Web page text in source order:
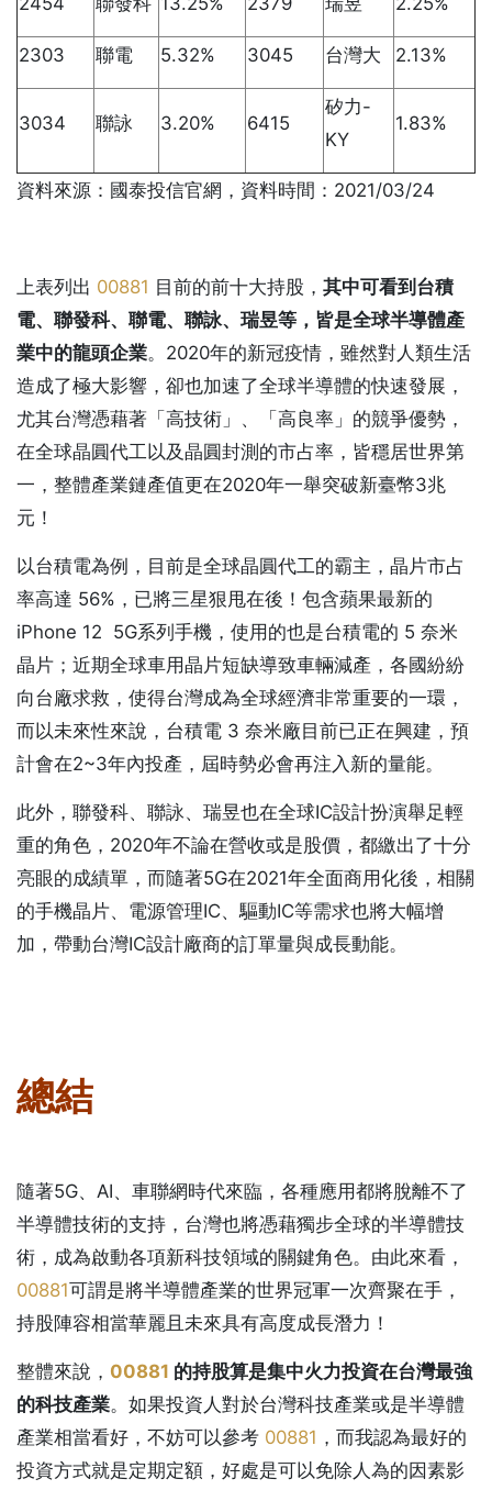
2303 聯電 5.32% 3045 台灣大 2.13%
3034 聯詠 3.20% 6415
矽力-
KY
1.83%
資料來源：國泰投信官網，資料時間：2021/03/24
上表列出 00881 目前的前十大持股， 其中可看到台積
電、聯發科、聯電、聯詠、瑞昱等，皆是全球半導體產
業中的龍頭企業。2020年的新冠疫情，雖然對人類生活
造成了極大影響，卻也加速了全球半導體的快速發展，
尤其台灣憑藉著「高技術」、「高良率」的競爭優勢，
在全球晶圓代工以及晶圓封測的市占率，皆穩居世界第
一，整體產業鏈產值更在2020年一舉突破新臺幣3兆
元！
以台積電為例，目前是全球晶圓代工的霸主，晶片市占
率高達 56%，已將三星狠甩在後！包含蘋果最新的
iPhone 12 5G系列手機，使用的也是台積電的 5 奈米
晶片；近期全球車用晶片短缺導致車輛減產，各國紛紛
向台廠求救，使得台灣成為全球經濟非常重要的一環，
而以未來性來說，台積電 3 奈米廠目前已正在興建，預
計會在2~3年內投產，屆時勢必會再注入新的量能。
此外，聯發科、聯詠、瑞昱也在全球IC設計扮演舉足輕
重的角色，2020年不論在營收或是股價，都繳出了十分
亮眼的成績單，而隨著5G在2021年全面商用化後，相關
的手機晶片、電源管理IC、驅動IC等需求也將大幅增
加，帶動台灣IC設計廠商的訂單量與成長動能。
總結
隨著5G、AI、車聯網時代來臨，各種應用都將脫離不了
半導體技術的支持，台灣也將憑藉獨步全球的半導體技
術，成為啟動各項新科技領域的關鍵角色。由此來看，
00881可謂是將半導體產業的世界冠軍一次齊聚在手，
持股陣容相當華麗且未來具有高度成長潛力！
整體來說， 00881 的持股算是集中火力投資在台灣最強
的科技產業。如果投資人對於台灣科技產業或是半導體
產業相當看好，不妨可以參考 00881 ，而我認為最好的
投資方式就是定期定額，好處是可以免除人為的因素影